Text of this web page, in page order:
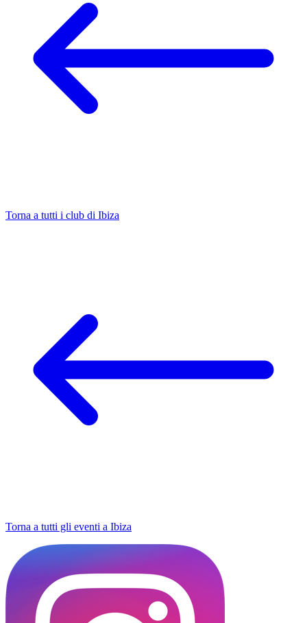
Torna a tutti i club di Ibiza
Torna a tutti gli eventi a Ibiza